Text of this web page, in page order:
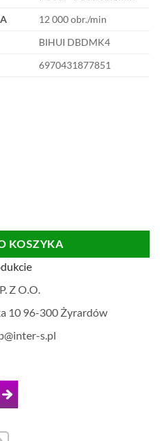
12 000 obr./min
BIHUI DBDMK4
6970431877851
KOSZYKA
Z O.O.
10 96-300 Żyrardów
s.pl